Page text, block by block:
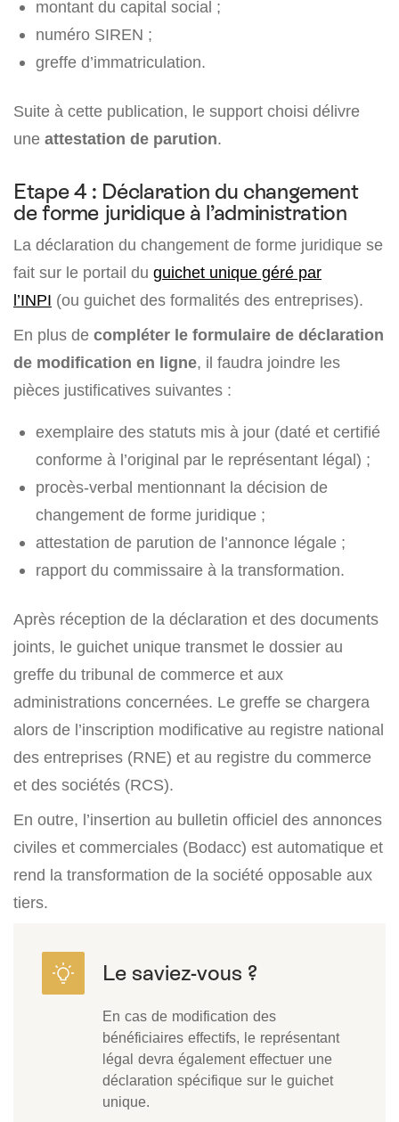
montant du capital social ;
numéro SIREN ;
greffe d’immatriculation.
Suite à cette publication, le support choisi délivre
une attestation de parution.
Etape 4 : Déclaration du changement
de forme juridique à l’administration
La déclaration du changement de forme juridique se
fait sur le portail du guichet unique géré par
l’INPI (ou guichet des formalités des entreprises).
En plus de compléter le formulaire de déclaration
de modification en ligne, il faudra joindre les
pièces justificatives suivantes :
exemplaire des statuts mis à jour (daté et certifié
conforme à l’original par le représentant légal) ;
procès-verbal mentionnant la décision de
changement de forme juridique ;
attestation de parution de l’annonce légale ;
rapport du commissaire à la transformation.
Après réception de la déclaration et des documents
joints, le guichet unique transmet le dossier au
greffe du tribunal de commerce et aux
administrations concernées. Le greffe se chargera
alors de l’inscription modificative au registre national
des entreprises (RNE) et au registre du commerce
et des sociétés (RCS).
En outre, l’insertion au bulletin officiel des annonces
civiles et commerciales (Bodacc) est automatique et
rend la transformation de la société opposable aux
tiers.
En cas de modification des
bénéficiaires effectifs, le représentant
légal devra également effectuer une
déclaration spécifique sur le guichet
unique.